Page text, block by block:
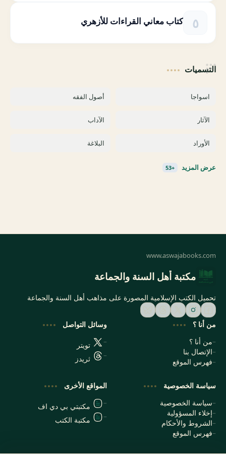
كتاب معاني القراءات للأزهري
التسميات
مكتبة أهل السنة والجماعة
تحميل الكتب الإسلامية المصورة على مذاهب أهل السنة والجماعة
من أنا ؟
من أنا ؟
الإتصال بنا
فهرس الموقع
وسائل التواصل
تويتر
ثريدز
سياسة الخصوصية
سياسة الخصوصية
إخلاء المسؤولية
الشروط والأحكام
فهرس الموقع
المواقع الأخرى
مكتبتي بي دي اف
مكتبة الكتب